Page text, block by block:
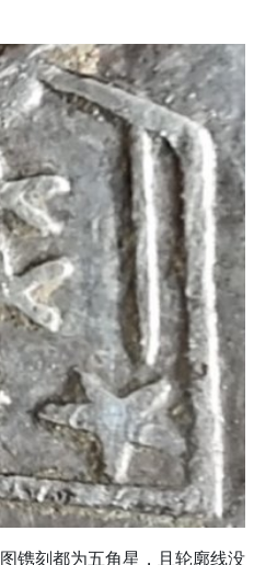
刻都为五角星，且轮廓线没